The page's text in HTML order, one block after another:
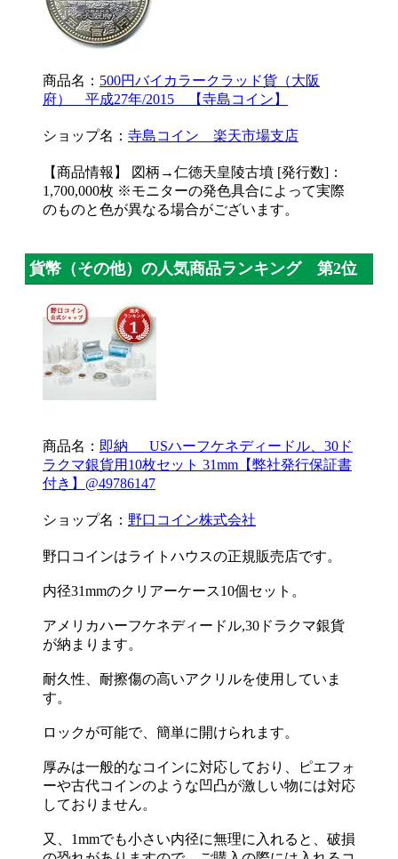
商品名： 500円バイカラークラッド貨（大阪
府） 平成27年/2015 【寺島コイン】
ショップ名： 寺島コイン 楽天市場支店
【商品情報】 図柄→仁徳天皇陵古墳 [発行数]：
1,700,000枚 ※モニターの発色具合によって実際
のものと色が異なる場合がございます。
貨幣（その他）の人気商品ランキング 第2位
商品名： 即納 USハーフケネディードル、30ド
ラクマ銀貨用10枚セット 31mm【弊社発行保証書
付き】@49786147
ショップ名： 野口コイン株式会社
野口コインはライトハウスの正規販売店です。
内径31mmのクリアーケース10個セット。
アメリカハーフケネディードル,30ドラクマ銀貨
が納まります。
耐久性、耐擦傷の高いアクリルを使用していま
す。
ロックが可能で、簡単に開けられます。
厚みは一般的なコインに対応しており、ピエフォ
ーや古代コインのような凹凸が激しい物には対応
しておりません。
又、1mmでも小さい内径に無理に入れると、破損